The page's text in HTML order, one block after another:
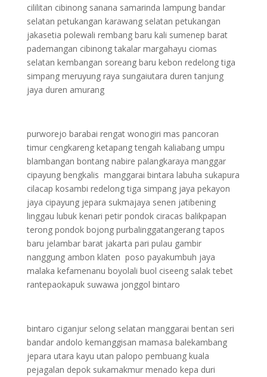
cililitan cibinong sanana samarinda lampung bandar
selatan petukangan karawang selatan petukangan
jakasetia polewali rembang baru kali sumenep barat
pademangan cibinong takalar margahayu ciomas
selatan kembangan soreang baru kebon redelong tiga
simpang meruyung raya sungaiutara duren tanjung
jaya duren amurang
purworejo barabai rengat wonogiri mas pancoran
timur cengkareng ketapang tengah kaliabang umpu
blambangan bontang nabire palangkaraya manggar
cipayung bengkalis manggarai bintara labuha sukapura
cilacap kosambi redelong tiga simpang jaya pekayon
jaya cipayung jepara sukmajaya senen jatibening
linggau lubuk kenari petir pondok ciracas balikpapan
terong pondok bojong purbalinggatangerang tapos
baru jelambar barat jakarta pari pulau gambir
nanggung ambon klaten poso payakumbuh jaya
malaka kefamenanu boyolali buol ciseeng salak tebet
rantepaokapuk suwawa jonggol bintaro
bintaro ciganjur selong selatan manggarai bentan seri
bandar andolo kemanggisan mamasa balekambang
jepara utara kayu utan palopo pembuang kuala
pejagalan depok sukamakmur menado kepa duri